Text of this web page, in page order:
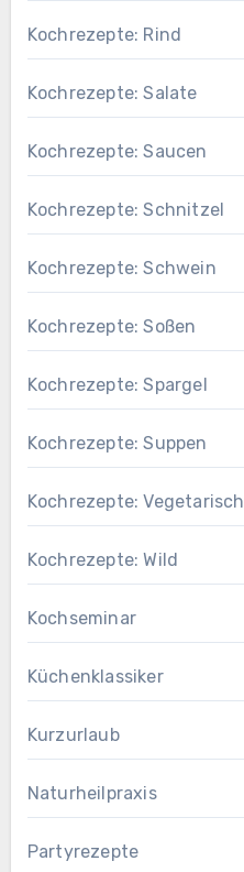
Kochrezepte: Rind
Kochrezepte: Salate
Kochrezepte: Saucen
Kochrezepte: Schnitzel
Kochrezepte: Schwein
Kochrezepte: Soßen
Kochrezepte: Spargel
Kochrezepte: Suppen
Kochrezepte: Vegetarisch
Kochrezepte: Wild
Kochseminar
Küchenklassiker
Kurzurlaub
Naturheilpraxis
Partyrezepte